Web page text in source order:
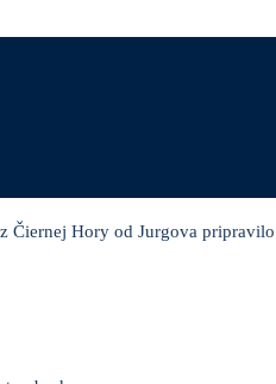
Čiernej Hory od Jurgova